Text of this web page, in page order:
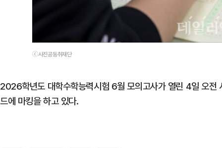
ⓒ사진공동취재단
2026학년도 대학수학능력시험 6월 모의고사가 열린 4일 오전
드에 마킹을 하고 있다.